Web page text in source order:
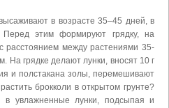
в возрасте 35–45 дней, в
этим формируют грядку, на
расстоянием между растениями 35-
На грядке делают лунки, вносят 10 г
и полстакана золы, перемешивают
брокколи в открытом грунте?
в увлажненные лунки, подсыпая и